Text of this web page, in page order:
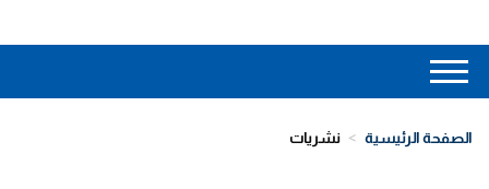
Main
navigation
الصفحة الرئيسية نشريات